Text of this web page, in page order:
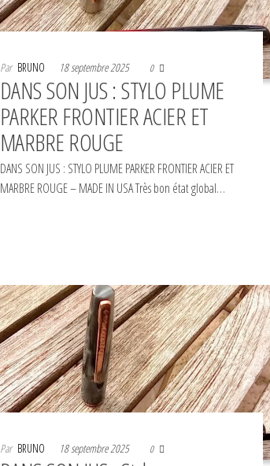
Par BRUNO 18 septembre 2025 0
DANS SON JUS : STYLO PLUME
PARKER FRONTIER ACIER ET
MARBRE ROUGE
DANS SON JUS : STYLO PLUME PARKER FRONTIER ACIER ET
MARBRE ROUGE – MADE IN USA Très bon état global…
Par BRUNO 18 septembre 2025 0